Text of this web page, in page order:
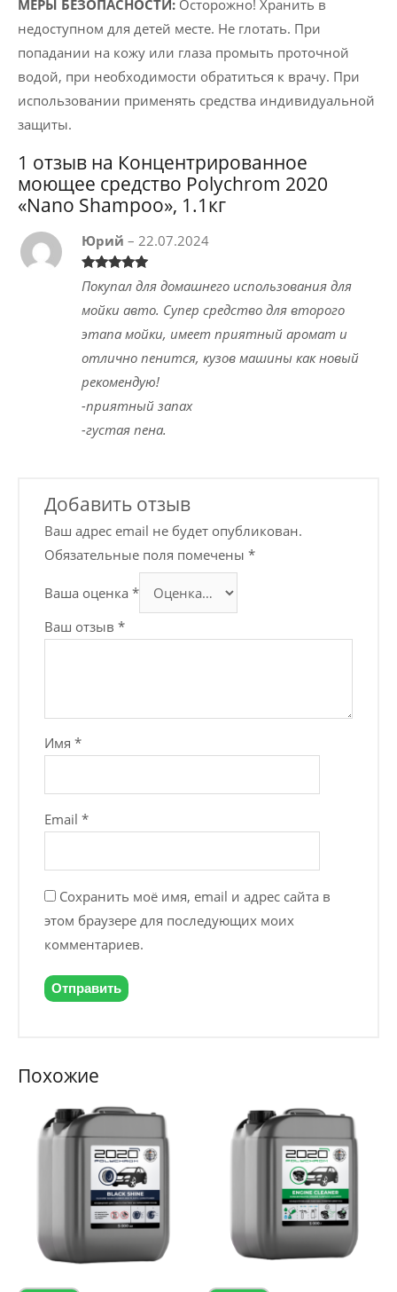
МЕРЫ БЕЗОПАСНОСТИ: Осторожно! Хранить в
недоступном для детей месте. Не глотать. При
попадании на кожу или глаза промыть проточной
водой, при необходимости обратиться к врачу. При
использовании применять средства индивидуальной
защиты.
1 отзыв на Концентрированное
моющее средство Polychrom 2020
«Nano Shampoo», 1.1кг
Оценка
из
5
Юрий – 22.07.2024
Покупал для домашнего использования для
мойки авто. Супер средство для второго
этапа мойки, имеет приятный аромат и
отлично пенится, кузов машины как новый
рекомендую!
-приятный запах
-густая пена.
Добавить отзыв
Ваш адрес email не будет опубликован.
Обязательные поля помечены *
Ваша оценка *
Ваш отзыв *
Имя *
Email *
Сохранить моё имя, email и адрес сайта в
этом браузере для последующих моих
комментариев.
Похожие